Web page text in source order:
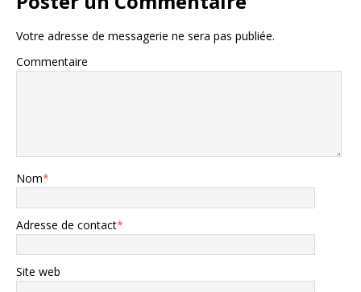
Votre adresse de messagerie ne sera pas publiée.
Commentaire
Nom*
Adresse de contact*
Site web